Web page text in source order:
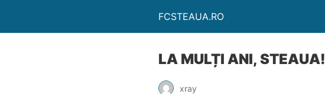
FCSTEAUA.RO
LA MULȚI ANI, STEAUA!
xray